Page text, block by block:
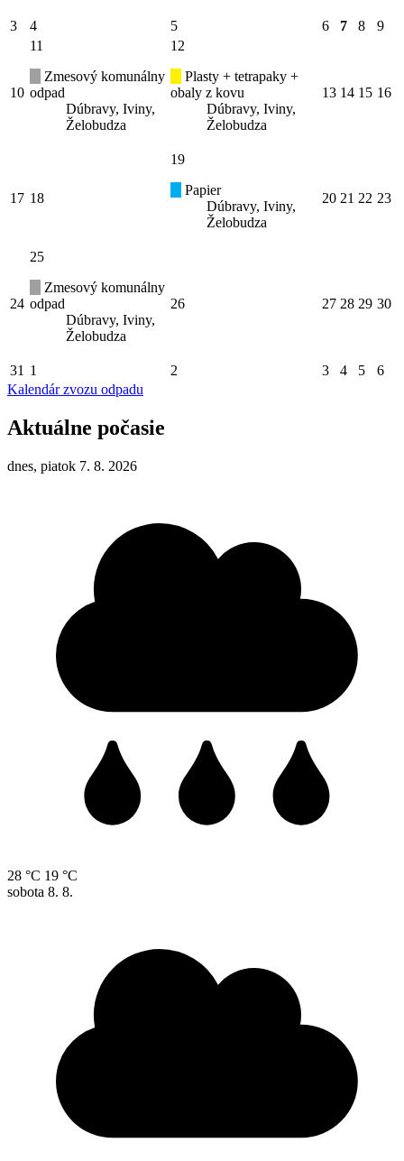
3 4 5 6 7 8 9
10
11
Zmesový komunálny
odpad
Dúbravy, Iviny,
Želobudza
12
Plasty + tetrapaky +
obaly z kovu
Dúbravy, Iviny,
Želobudza
13 14 15 16
17 18
19
Papier
Dúbravy, Iviny,
Želobudza
20 21 22 23
24
25
Zmesový komunálny
odpad
Dúbravy, Iviny,
Želobudza
26 27 28 29 30
31 1 2 3 4 5
6
Kalendár zvozu odpadu
Aktuálne počasie
dnes, piatok 7. 8. 2026
28 °C 19 °C
sobota 8. 8.